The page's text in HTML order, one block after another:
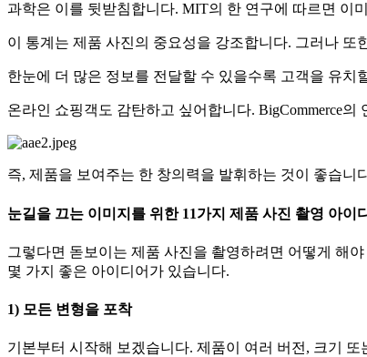
과학은 이를 뒷받침합니다. MIT의 한 연구에 따르면 이
이 통계는 제품 사진의 중요성을 강조합니다. 그러나
한눈에 더 많은 정보를 전달할 수 있을수록 고객을 유치
온라인 쇼핑객도 감탄하고 싶어합니다. BigCommerce
즉, 제품을 보여주는 한 창의력을 발휘하는 것이 좋습니
눈길을 끄는 이미지를 위한 11가지 제품 사진 촬영 아이
그렇다면 돋보이는 제품 사진을 촬영하려면 어떻게 해
몇 가지 좋은 아이디어가 있습니다.
1) 모든 변형을 포착
기본부터 시작해 보겠습니다. 제품이 여러 버전, 크기